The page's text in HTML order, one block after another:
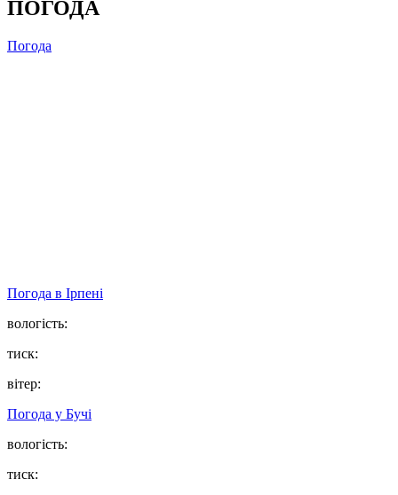
ПОГОДА
Погода
Погода в Ірпені
вологість:
тиск:
вітер:
Погода у Бучі
вологість:
тиск: